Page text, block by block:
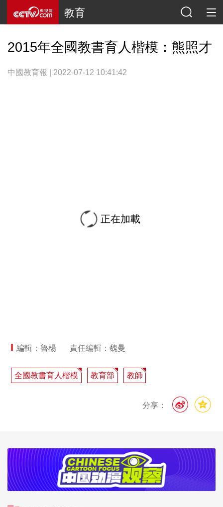
教育
2015年全國教書育人楷模：熊照才
中國教育報 | 2022-07-12 10:41:42
正在加載
編輯：魯楊 責任編輯：魏曼
全國教書育人楷模 教育部 教師
分享：